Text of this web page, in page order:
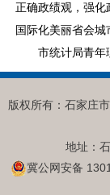
正确政绩观，强化
国际化美丽省会城
市统计局青年
版权所有：石家庄
地址：
冀公网安备